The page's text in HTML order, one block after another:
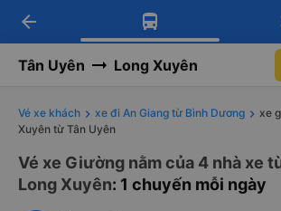
Tải app Vexere ngay!
Nhận ưu đãi thành viên độc
Tải app Vexere
-30k/ghế khi đặt vé máy bay
arrow_back
Tân Uyên Long Xuyên
Vé xe khách xe đi An Giang từ Bình Dương
xe
Xuyên từ Tân Uyên
Vé xe Giường nằm của 4 nhà xe
Long Xuyên: 1 chuyến mỗi ngày